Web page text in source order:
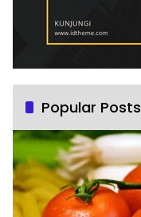
Popular Posts